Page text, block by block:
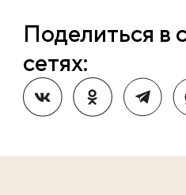
Поделиться в
сетях: